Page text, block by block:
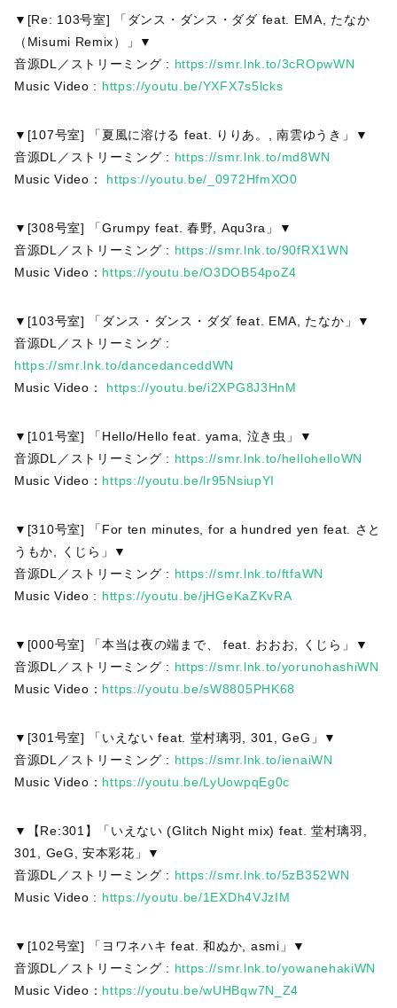
▼[Re: 103号室] 「ダンス・ダンス・ダダ feat. EMA, たなか
（Misumi Remix）」▼
音源DL／ストリーミング : https://smr.lnk.to/3cROpwWN
Music Video : https://youtu.be/YXFX7s5lcks
▼[107号室] 「夏風に溶ける feat. りりあ。, 南雲ゆうき」▼
音源DL／ストリーミング : https://smr.lnk.to/md8WN
Music Video： https://youtu.be/_0972HfmXO0
▼[308号室] 「Grumpy feat. 春野, Aqu3ra」▼
音源DL／ストリーミング : https://smr.lnk.to/90fRX1WN
Music Video： https://youtu.be/O3DOB54poZ4
▼[103号室] 「ダンス・ダンス・ダダ feat. EMA, たなか」▼
音源DL／ストリーミング :
https://smr.lnk.to/dancedanceddWN
Music Video： https://youtu.be/i2XPG8J3HnM
▼[101号室] 「Hello/Hello feat. yama, 泣き虫」▼
音源DL／ストリーミング : https://smr.lnk.to/hellohelloWN
Music Video： https://youtu.be/lr95NsiupYI
▼[310号室] 「For ten minutes, for a hundred yen feat. さと
うもか, くじら」▼
音源DL／ストリーミング : https://smr.lnk.to/ftfaWN
Music Video : https://youtu.be/jHGeKaZKvRA
▼[000号室] 「本当は夜の端まで、 feat. おおお, くじら」▼
音源DL／ストリーミング : https://smr.lnk.to/yorunohashiWN
Music Video： https://youtu.be/sW8805PHK68
▼[301号室] 「いえない feat. 堂村璃羽, 301, GeG」▼
音源DL／ストリーミング : https://smr.lnk.to/ienaiWN
Music Video： https://youtu.be/LyUowpqEg0c
▼【Re:301】「いえない (Glitch Night mix) feat. 堂村璃羽,
301, GeG, 安本彩花」▼
音源DL／ストリーミング : https://smr.lnk.to/5zB352WN
Music Video : https://youtu.be/1EXDh4VJzIM
▼[102号室] 「ヨワネハキ feat. 和ぬか, asmi」▼
音源DL／ストリーミング : https://smr.lnk.to/yowanehakiWN
Music Video： https://youtu.be/wUHBqw7N_Z4